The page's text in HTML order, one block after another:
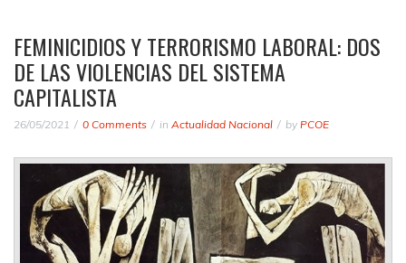
FEMINICIDIOS Y TERRORISMO LABORAL: DOS
DE LAS VIOLENCIAS DEL SISTEMA
CAPITALISTA
26/05/2021 0 Comments in Actualidad Nacional by PCOE